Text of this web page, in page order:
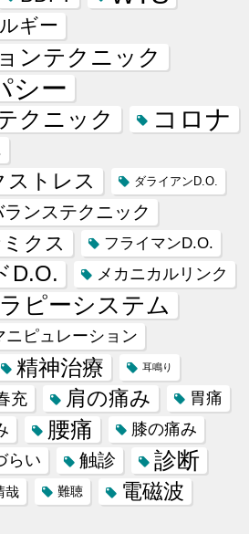
ギー
ンテクニック
シー
クニック コロナ
ストレス ダライアンD.O.
ンステクニック
クス フライマンD.O.
D.O. メカニカルリンク
ピーシステム
ニピュレーション
精神治療 耳鳴り
充 肩の痛み 胃痛
腰痛 膝の痛み
らい 触診 診断
哉 難聴 電磁波